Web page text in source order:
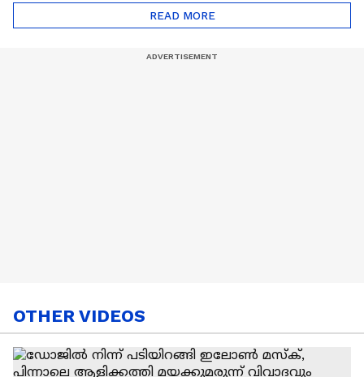
ട്രെൻഡിനെക്കുറിച്ച് |
Nail Art | Trends Cafe
Cancer
READ MORE
OTHER VIDEOS